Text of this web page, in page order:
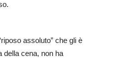
assoluto” che gli è
della cena, non ha